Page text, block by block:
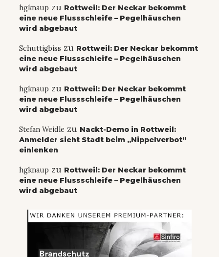
hgknaup zu Rottweil: Der Neckar bekommt
eine neue Flussschleife – Pegelhäuschen
wird abgebaut
Schuttigbiss zu Rottweil: Der Neckar bekommt
eine neue Flussschleife – Pegelhäuschen
wird abgebaut
hgknaup zu Rottweil: Der Neckar bekommt
eine neue Flussschleife – Pegelhäuschen
wird abgebaut
Stefan Weidle zu Nackt-Demo in Rottweil:
Anmelder sieht Stadt beim „Nippelverbot“
einlenken
hgknaup zu Rottweil: Der Neckar bekommt
eine neue Flussschleife – Pegelhäuschen
wird abgebaut